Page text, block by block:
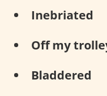
Inebriated
Off my
Bladdered